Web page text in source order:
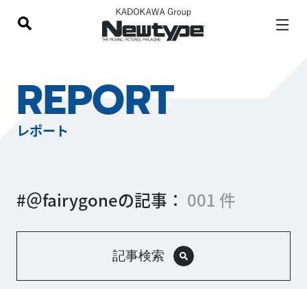
REPORT
レポート
#＠fairygoneの記事： 001 件
記事検索